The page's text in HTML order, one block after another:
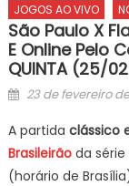
JOGOS AO VIVO
São Paulo X
E Online Pelo
QUINTA (25/
Posted
23 de fevereiro de
A partida clássico
Brasileirão da série
(horário de